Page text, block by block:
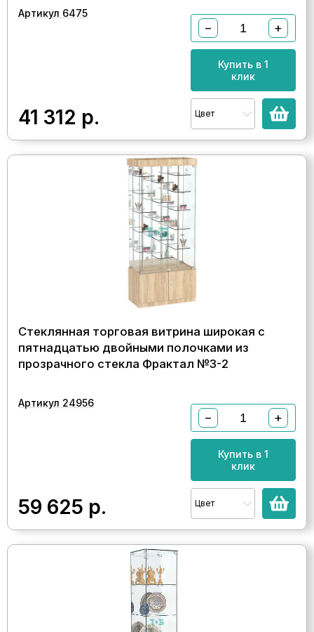
Артикул 6475
41 312 р.
− +
Купить в 1
клик
Цвет
Стеклянная торговая витрина широкая с
пятнадцатью двойными полочками из
прозрачного стекла Фрактал №3-2
Артикул 24956
59 625 р.
− +
Купить в 1
клик
Цвет